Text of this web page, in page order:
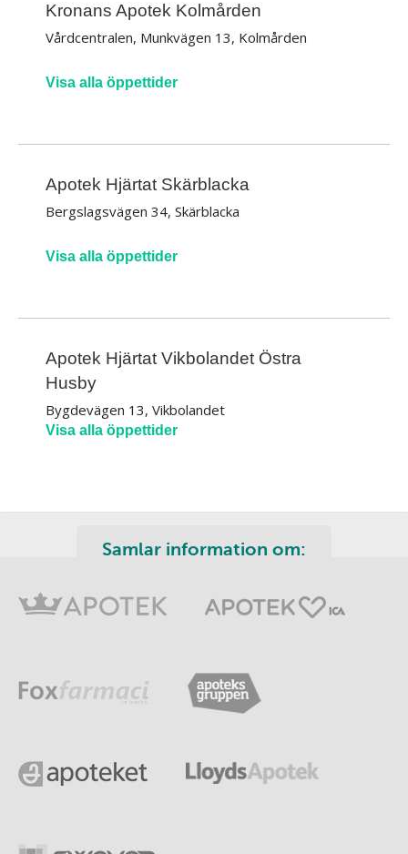
Kronans Apotek Kolmården
Vårdcentralen, Munkvägen 13, Kolmården
Visa alla öppettider
Apotek Hjärtat Skärblacka
Bergslagsvägen 34, Skärblacka
Visa alla öppettider
Apotek Hjärtat Vikbolandet Östra
Husby
Bygdevägen 13, Vikbolandet
Visa alla öppettider
Samlar information om: